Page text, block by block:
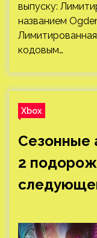
выпуску:
названием
кодовым…
Xbox
Сезонные
2